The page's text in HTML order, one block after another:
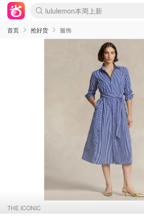
lululemon本周上新
Sasa美妆护肤3.5折
SSENSE年中3折
FreshBeauty好价汇总
Cettire降价+叠9折
Farfetch折上8折
WWS Coles超市实拍
viagogo二手票捡漏
Myer清仓1折起
The Outnet奢牌1折起
David Jones 3折起
Flannels大牌1折
Perfumes Club护肤1折
AMIRO返校季6.2折
Oweek抽奖送Airpods
Amazon折扣汇总
eToro入金$200送$50
Amazon数码好物
ICONIC本周7.5折
ThedoubleF高奢地板价
Moose Knuckles 6折
丝芙兰5折起
EUFY官网3.7折起
Selenichast首饰2折
Trip机票酒店促销
YSL送5件彩妆礼
Amazon家居好物
BIGBANG巡演开票
David Jones时尚3折
Amazon美妆护肤
雅漾大喷$8
过敏原检测盒$33
伊索独家赠50ml沐浴露
科颜氏送高保湿面霜
SEALIFE海洋馆门票6折
丝塔芙大白罐$16
订阅Newsletter送香薰
Cult Beauty 6.8折
Harrods圣诞日历2.3折
LN-CC奢牌私促3折
d'Alba空姐喷雾$16
EVE LOM套装逆天2折
Bernardelli独家4折
Adore Beauty 6折起
CT圣诞日历
Mytheresa奢品2.7折
首页 抢好货 服饰
THE ICONIC